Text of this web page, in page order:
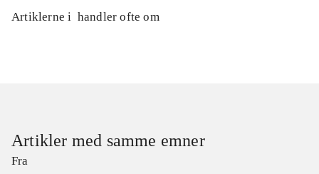
Artiklerne i handler ofte om
Artikler med samme emner
Fra